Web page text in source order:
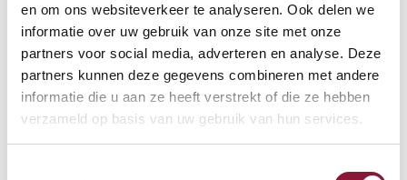
en om ons websiteverkeer te analyseren. Ook delen we
informatie over uw gebruik van onze site met onze
partners voor social media, adverteren en analyse. Deze
partners kunnen deze gegevens combineren met andere
informatie die u aan ze heeft verstrekt of die ze hebben
verzameld op basis van uw gebruik van hun services.
FUSSRING ?